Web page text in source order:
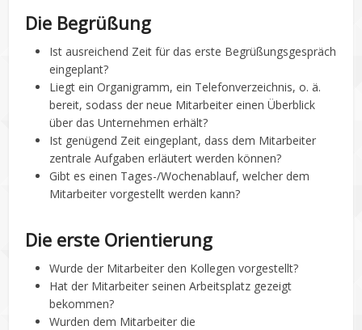
Die Begrüßung
Ist ausreichend Zeit für das erste Begrüßungsgespräch
eingeplant?
Liegt ein Organigramm, ein Telefonverzeichnis, o. ä.
bereit, sodass der neue Mitarbeiter einen Überblick
über das Unternehmen erhält?
Ist genügend Zeit eingeplant, dass dem Mitarbeiter
zentrale Aufgaben erläutert werden können?
Gibt es einen Tages-/Wochenablauf, welcher dem
Mitarbeiter vorgestellt werden kann?
Die erste Orientierung
Wurde der Mitarbeiter den Kollegen vorgestellt?
Hat der Mitarbeiter seinen Arbeitsplatz gezeigt
bekommen?
Wurden dem Mitarbeiter die